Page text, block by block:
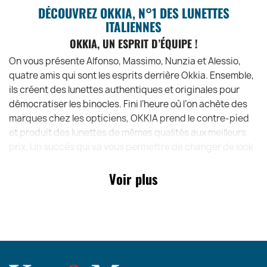
DÉCOUVREZ OKKIA, N°1 DES LUNETTES
ITALIENNES
OKKIA, UN ESPRIT D’ÉQUIPE !
On vous présente Alfonso, Massimo, Nunzia et Alessio,
quatre amis qui sont les esprits derrière Okkia. Ensemble,
ils créent des lunettes authentiques et originales pour
démocratiser les binocles. Fini l’heure où l’on achète des
marques chez les opticiens, OKKIA prend le contre-pied
et produit des lunettes de mêmes qualités aux meilleurs
DES COLLECTIONS DE LUNETTES, ULTRA-DESIGN !
peuvent faire en sorte que chaque personne se sente
Voir plus